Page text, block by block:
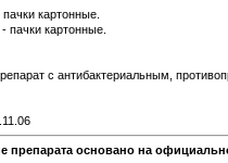
картонные.
пачки картонные.
с антибактериальным,
препарата основано на